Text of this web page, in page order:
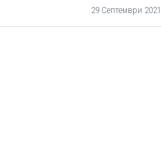
29 Септември 2021